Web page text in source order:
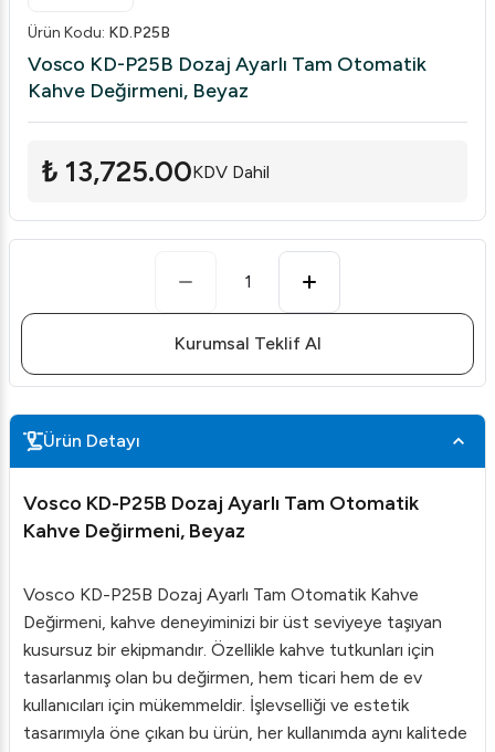
Ürün Kodu: KD.P25B
Vosco KD-P25B Dozaj Ayarlı Tam Otomatik
Kahve Değirmeni, Beyaz
₺ 13,725.00KDV Dahil
1
Kurumsal Teklif Al
Ürün Detayı
Vosco KD-P25B Dozaj Ayarlı Tam Otomatik
Kahve Değirmeni, Beyaz
Vosco KD-P25B Dozaj Ayarlı Tam Otomatik Kahve
Değirmeni, kahve deneyiminizi bir üst seviyeye taşıyan
kusursuz bir ekipmandır. Özellikle kahve tutkunları için
tasarlanmış olan bu değirmen, hem ticari hem de ev
kullanıcıları için mükemmeldir. İşlevselliği ve estetik
tasarımıyla öne çıkan bu ürün, her kullanımda aynı kalitede